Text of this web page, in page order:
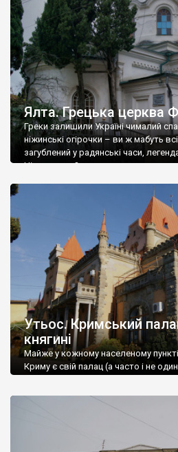
Ялта. Грецька церква
Греки залишили Україні чималий
ніжинські огірочки – ви ж мабуть
загублений у радянські часи,
Ніжин греки?
Утьос. Кримський
княгині
Майже у кожному населеному
Криму є свій палац (а часто і не